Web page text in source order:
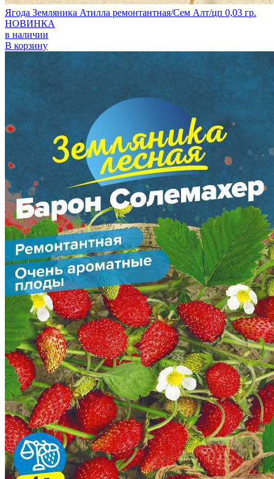
Ягода Земляника Атилла ремонтантная/Сем Алт/цп 0,03 гр.
НОВИНКА
в наличии
В корзину